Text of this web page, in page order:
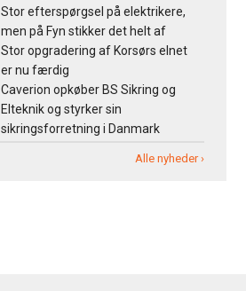
Stor efterspørgsel på elektrikere,
men på Fyn stikker det helt af
Stor opgradering af Korsørs elnet
er nu færdig
Caverion opkøber BS Sikring og
Elteknik og styrker sin
sikringsforretning i Danmark
Alle nyheder ›